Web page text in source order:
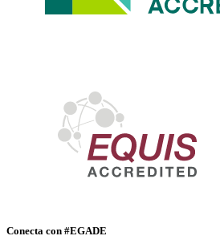
Conecta con #EGADE